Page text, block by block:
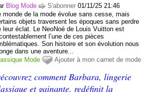
Blog Mode S'abonner 01/11/25 21:46
monde de la mode évolue sans cesse, mais
objets traversent les époques sans perdre
leur éclat. Le NeoNoé de Louis Vuitton est
l’une de ces pièces
Son histoire et son évolution nous
dans une aventure...
Mode Ajouter à mon carnet de mode
comment Barbara, lingerie
et gainante, redéfinit la